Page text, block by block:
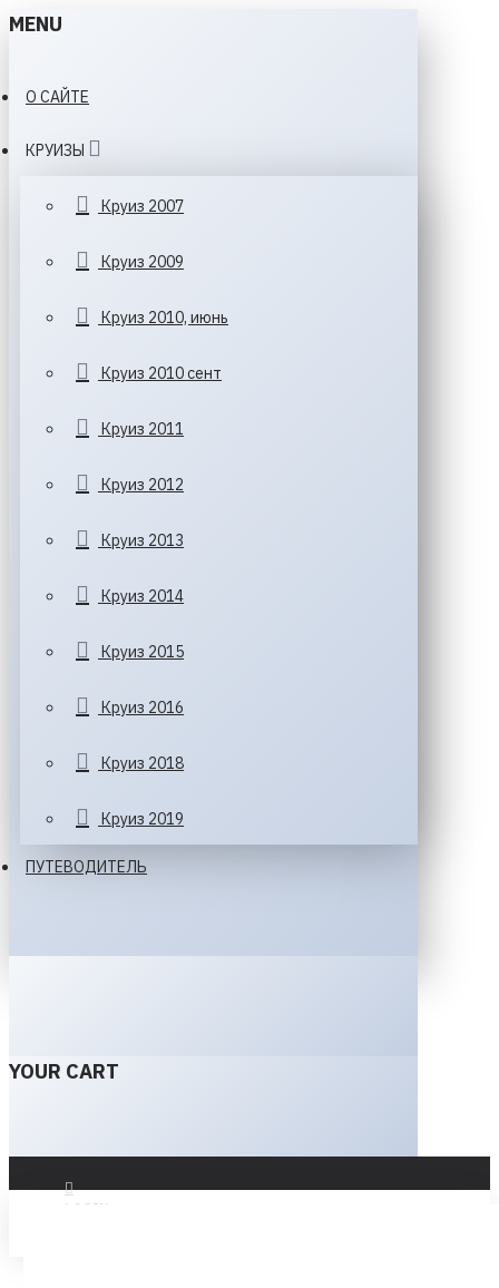
MENU
О САЙТЕ
КРУИЗЫ
Круиз 2007
Круиз 2009
Круиз 2010, июнь
Круиз 2010 сент
Круиз 2011
Круиз 2012
Круиз 2013
Круиз 2014
Круиз 2015
Круиз 2016
Круиз 2018
Круиз 2019
ПУТЕВОДИТЕЛЬ
YOUR CART
LOGIN